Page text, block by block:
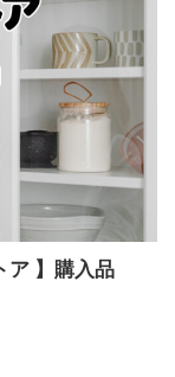
ア 】購入品